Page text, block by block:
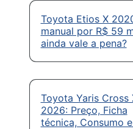
Toyota Etios X
manual por R$ 59
ainda vale a pena?
Toyota Yaris Cross
2026: Preço, Ficha
técnica, Consumo